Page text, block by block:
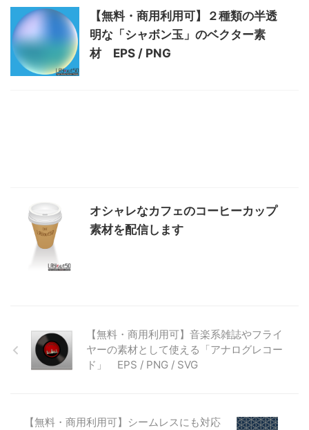
【無料・商用利用可】２種類の半透
明な「シャボン玉」のベクター素
材 EPS / PNG
オシャレなカフェのコーヒーカップ
素材を配信します
【無料・商用利用可】音楽系雑誌やフライ
ヤーの素材として使える「アナログレコー
ド」 EPS / PNG / SVG
【無料・商用利用可】シームレスにも対応